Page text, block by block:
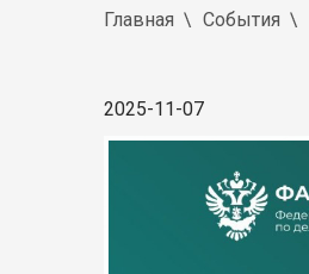
Главная События
2025-11-07